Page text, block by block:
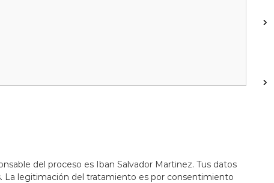
del proceso es Iban Salvador Martinez. Tus datos
La legitimación del tratamiento es por consentimiento